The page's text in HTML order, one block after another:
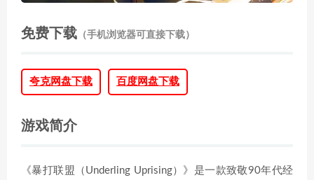
免费下载 （手机浏览器可直接下载）
夸克网盘下载 百度网盘下载
游戏简介
《暴打联盟（Underling Uprising）》是一款致敬90年代经